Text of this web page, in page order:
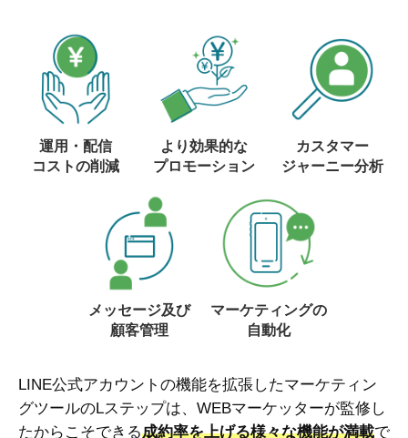
運用・配信
コストの削減
より効果的な
プロモーション
カスタマー
ジャーニー分析
メッセージ及び
顧客管理
マーケティングの
自動化
LINE公式アカウントの機能を拡張したマーケティン
グツールのLステップは、WEBマーケッターが監修し
たからこそできる成約率を上げる様々な機能が満載で